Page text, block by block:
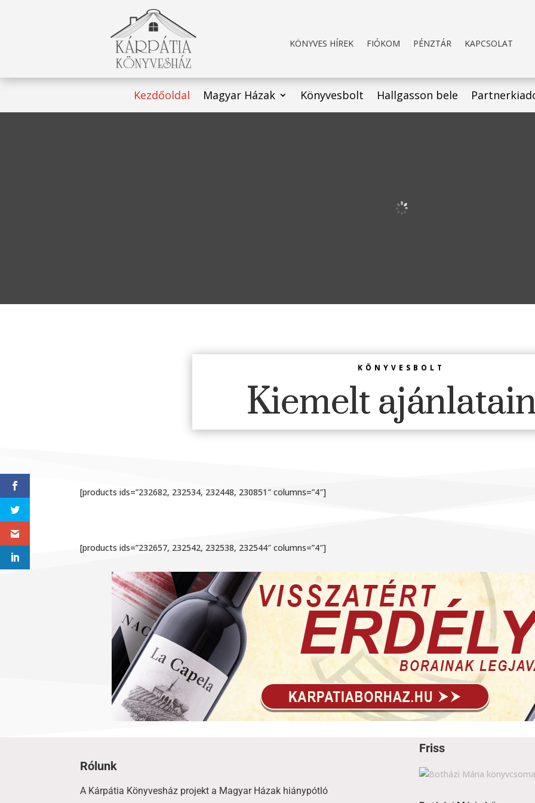
KÖNYVES HÍREK FIÓKOM PÉNZTÁR KAPCSOLAT
Kezdőoldal Magyar Házak Könyvesbolt Hallgasson bele
KÖNYVESBOLT
Kiemelt
[products ids=”232682, 232534, 232448, 230851″ columns=”4″]
[products ids=”232657, 232542, 232538, 232544″ columns=”4″]
Rólunk
A Kárpátia Könyvesház projekt a Magyar Házak hiánypótló
Friss